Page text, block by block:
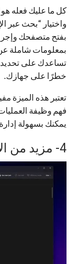
كل ما عليك فعله هو
بمعلومات شاملة
تساعدك على تحديد
خطرًا على جهازك.
تعتبر هذه الميزة
فهم وظيفة
يمكنك بسهولة
4- مزيد من الأعمدة، مزيد من التفاصيل